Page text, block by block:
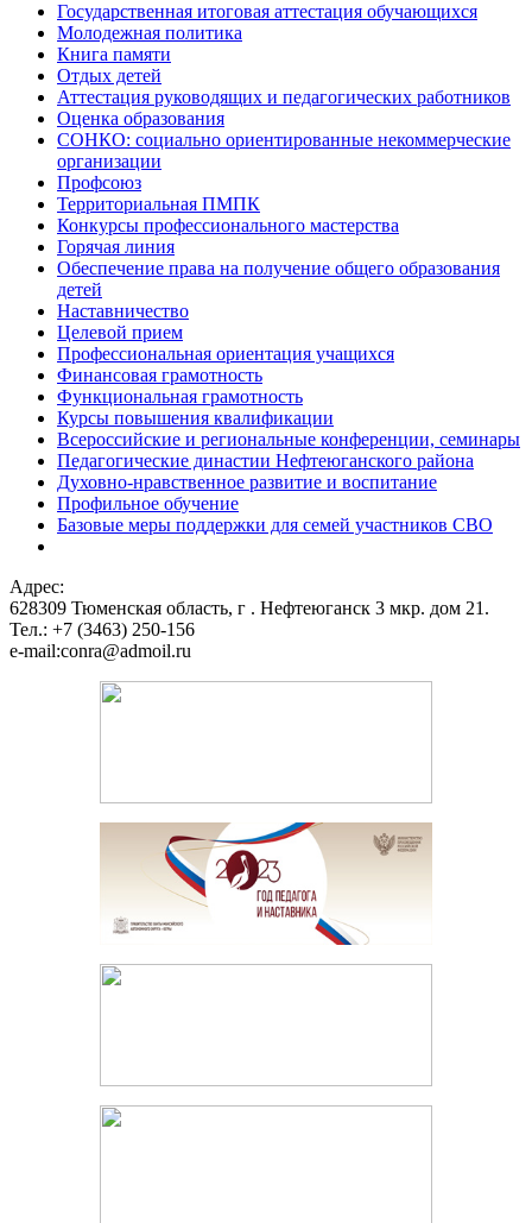
Государственная итоговая аттестация обучающихся
Молодежная политика
Книга памяти
Отдых детей
Аттестация руководящих и педагогических работников
Оценка образования
СОНКО: социально ориентированные некоммерческие
организации
Профсоюз
Территориальная ПМПК
Конкурсы профессионального мастерства
Горячая линия
Обеспечение права на получение общего образования
детей
Наставничество
Целевой прием
Профессиональная ориентация учащихся
Финансовая грамотность
Функциональная грамотность
Курсы повышения квалификации
Всероссийские и региональные конференции, семинары
Педагогические династии Нефтеюганского района
Духовно-нравственное развитие и воспитание
Профильное обучение
Базовые меры поддержки для семей участников СВО
Адрес:
628309 Тюменская область, г . Нефтеюганск 3 мкр. дом 21.
Тел.: +7 (3463) 250-156
e-mail:conra@admoil.ru